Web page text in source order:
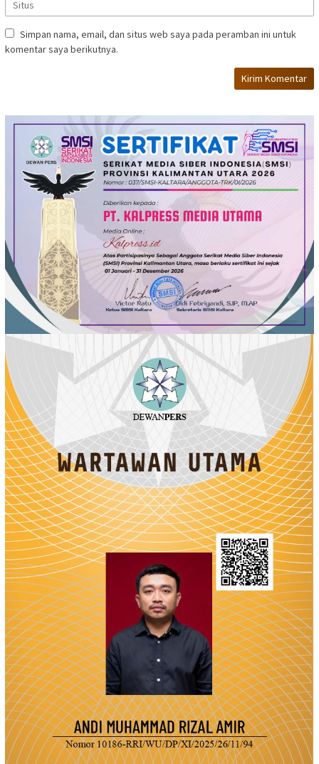
Simpan nama, email, dan situs web saya pada peramban ini untuk
komentar saya berikutnya.